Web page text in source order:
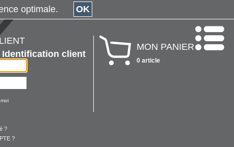
Identification client
?
?
MON PANIER
0 article
optimale. OK